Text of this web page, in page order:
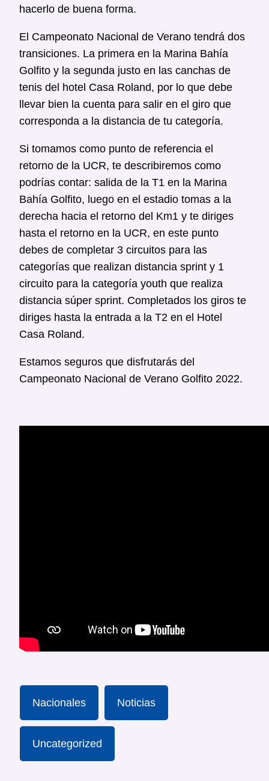
hacerlo de buena forma.
El Campeonato Nacional de Verano tendrá dos
transiciones. La primera en la Marina Bahía
Golfito y la segunda justo en las canchas de
tenis del hotel Casa Roland, por lo que debe
llevar bien la cuenta para salir en el giro que
corresponda a la distancia de tu categoría.
Si tomamos como punto de referencia el
retorno de la UCR, te describiremos como
podrías contar: salida de la T1 en la Marina
Bahía Golfito, luego en el estadio tomas a la
derecha hacia el retorno del Km1 y te diriges
hasta el retorno en la UCR, en este punto
debes de completar 3 circuitos para las
categorías que realizan distancia sprint y 1
circuito para la categoría youth que realiza
distancia súper sprint. Completados los giros te
diriges hasta la entrada a la T2 en el Hotel
Casa Roland.
Estamos seguros que disfrutarás del
Campeonato Nacional de Verano Golfito 2022.
Nacionales Noticias
Uncategorized